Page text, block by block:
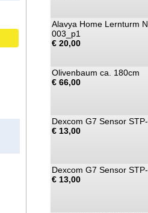
Alavya Home Lernturm
003_p1
€ 20,00
Olivenbaum ca. 180cm
€ 66,00
Dexcom G7 Sensor
€ 13,00
Dexcom G7 Sensor
€ 13,00